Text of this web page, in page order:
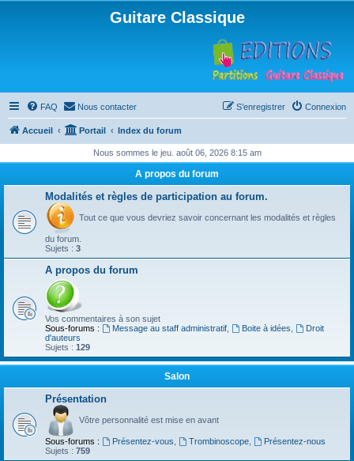
Guitare Classique
FAQ Nous contacter Connexion
S’enregistrer
Accueil Portail Index du forum
Nous sommes le jeu. août 06, 2026 8:15 am
A propos du forum
Modalités et règles de participation au forum.
Tout ce que vous devriez savoir concernant les modalités et règles
du forum.
Sujets : 3
A propos du forum
Vos commentaires à son sujet
Sous-forums :
Message au staff administratif, Boite à idées
Droit
d'auteurs
Sujets : 129
Salon
Présentation
Vôtre personnalité est mise en avant
Sous-forums : Présentez-vous Trombinoscope,
Présentez-nous
Sujets : 759